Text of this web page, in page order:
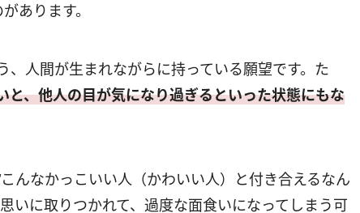
あります。
、人間が生まれながらに持っている願望です。た
と、他人の目が気になり過ぎるといった状態にもな
んなかっこいい人（かわいい人）と付き合えるなん
いに取りつかれて、過度な面食いになってしまう可